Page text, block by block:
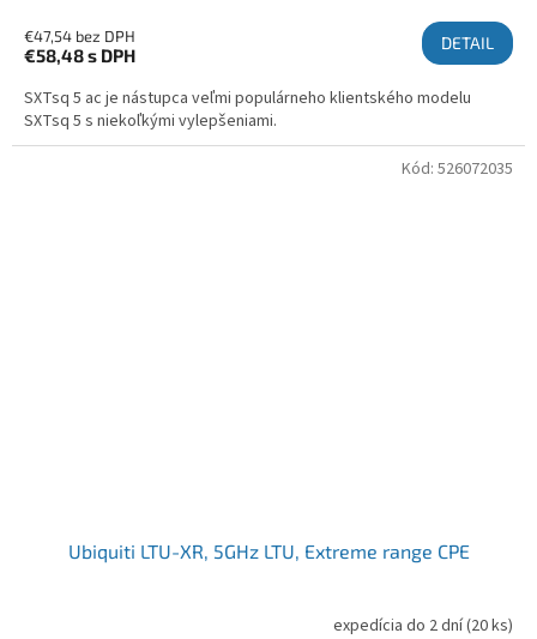
€47,54 bez DPH
€58,48s DPH
DETAIL
SXTsq 5 ac je nástupca veľmi populárneho klientského modelu
SXTsq 5 s niekoľkými vylepšeniami.
Ubiquiti LTU-XR, 5GHz LTU, Extreme range CPE
expedícia do 2 dní(20 ks)
Kód: 526072035